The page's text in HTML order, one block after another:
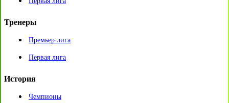
Тренеры
Премьер лига
Первая лига
История
Чемпионы